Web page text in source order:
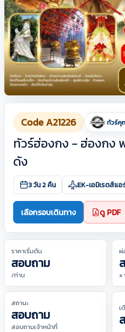
Code A21226 ทัวร์คุ
ทัวร์ฮ่องกง - ฮ่องกง
ดัง
3 วัน 2 คืน EK-เอมิเรตส์แอ
เลือกรอบเดินทาง ดู PDF
ราคาเริ่มต้น
สอบถาม
/ท่าน
ผ่
x
สถานะ
สอบถาม
สอบถามเจ้าหน้าที่
เ